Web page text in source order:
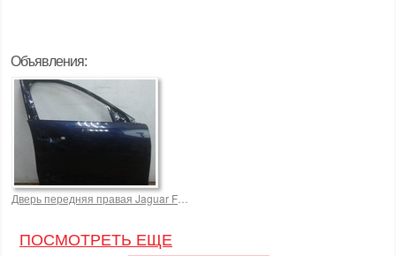
Объявления:
Дверь передняя правая Jaguar F-Pace oem HK8320124A F-Type 15000,0 р.
ПОСМОТРЕТЬ ЕЩЕ